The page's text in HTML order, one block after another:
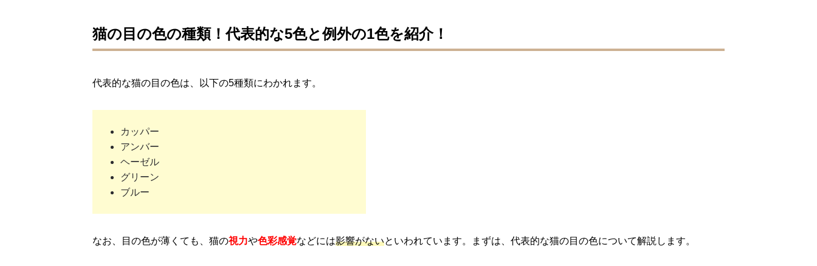
猫の目の色の種類！代表的な5色と例外の1色を紹介！
代表的な猫の目の色は、以下の5種類にわかれます。
カッパー
アンバー
ヘーゼル
グリーン
ブルー
なお、目の色が薄くても、猫の視力や色彩感覚などには影響がないといわれています。まずは、代表的な猫の目の色について解説します。